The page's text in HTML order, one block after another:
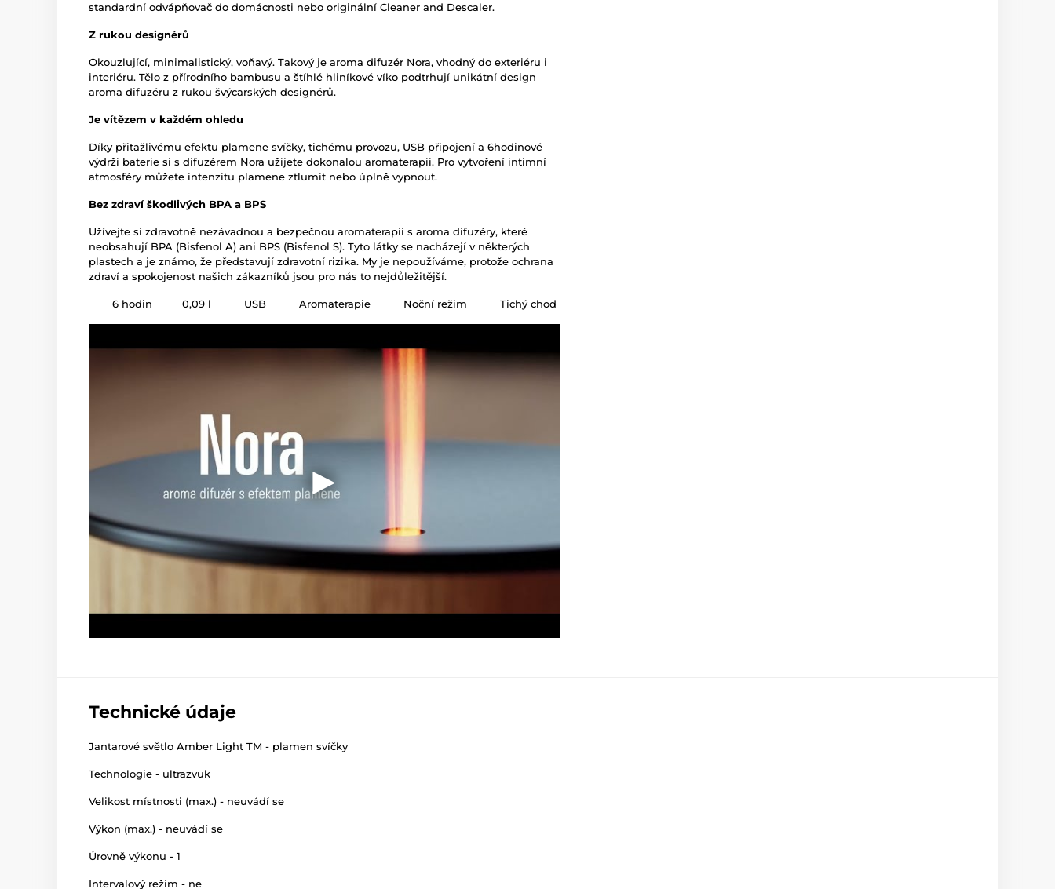
standardní odvápňovač do domácnosti nebo originální Cleaner and Descaler.
Z rukou designérů
Okouzlující, minimalistický, voňavý. Takový je aroma difuzér Nora, vhodný do exteriéru i
interiéru. Tělo z přírodního bambusu a štíhlé hliníkové víko podtrhují unikátní design
aroma difuzéru z rukou švýcarských designérů.
Je vítězem v každém ohledu
Díky přitažlivému efektu plamene svíčky, tichému provozu, USB připojení a 6hodinové
výdrži baterie si s difuzérem Nora užijete dokonalou aromaterapii. Pro vytvoření intimní
atmosféry můžete intenzitu plamene ztlumit nebo úplně vypnout.
Bez zdraví škodlivých BPA a BPS
Užívejte si zdravotně nezávadnou a bezpečnou aromaterapii s aroma difuzéry, které
neobsahují BPA (Bisfenol A) ani BPS (Bisfenol S). Tyto látky se nacházejí v některých
plastech a je známo, že představují zdravotní rizika. My je nepoužíváme, protože ochrana
zdraví a spokojenost našich zákazníků jsou pro nás to nejdůležitější.
6 hodin 0,09 l USB Aromaterapie Noční režim Tichý chod
Technické údaje
Jantarové světlo Amber Light TM - plamen svíčky
Technologie - ultrazvuk
Velikost místnosti (max.) - neuvádí se
Výkon (max.) - neuvádí se
Úrovně výkonu - 1
Intervalový režim - ne